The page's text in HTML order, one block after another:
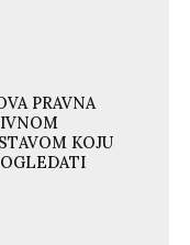
PRAVNA
KOJU